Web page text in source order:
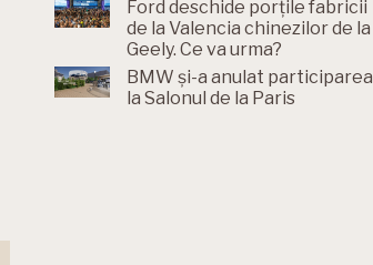
Ford deschide porțile fabricii
de la Valencia chinezilor de la
Geely. Ce va urma?
BMW și-a anulat participarea
la Salonul de la Paris